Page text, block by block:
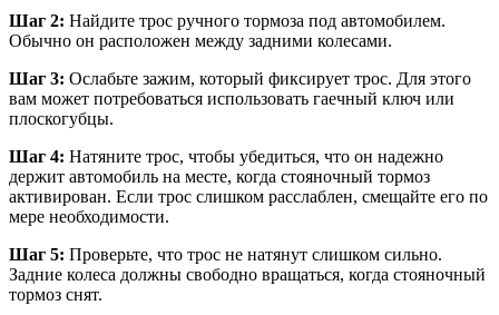
Шаг 2: Найдите трос ручного тормоза под автомобилем.
Обычно он расположен между задними колесами.
Шаг 3: Ослабьте зажим, который фиксирует трос. Для этого
вам может потребоваться использовать гаечный ключ или
плоскогубцы.
Шаг 4: Натяните трос, чтобы убедиться, что он надежно
держит автомобиль на месте, когда стояночный тормоз
активирован. Если трос слишком расслаблен, смещайте его по
мере необходимости.
Шаг 5: Проверьте, что трос не натянут слишком сильно.
Задние колеса должны свободно вращаться, когда стояночный
тормоз снят.